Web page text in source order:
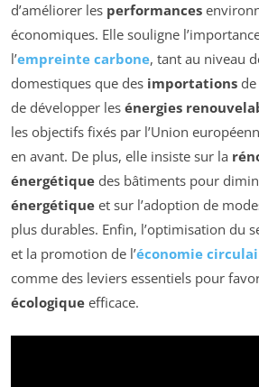
d’améliorer les performances
économiques. Elle souligne
l’empreinte carbone, tant au niveau
domestiques que des importations
de développer les énergies
les objectifs fixés par l’Union
en avant. De plus, elle insiste sur la
énergétique des bâtiments pour
énergétique et sur l’adoption de
plus durables. Enfin, l’optimisation du
et la promotion de l’économie
comme des leviers essentiels pour
écologique efficace.